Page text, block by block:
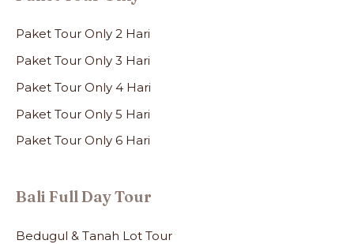
Paket Tour Only 2 Hari
Paket Tour Only 3 Hari
Paket Tour Only 4 Hari
Paket Tour Only 5 Hari
Paket Tour Only 6 Hari
Bali Full Day Tour
Bedugul & Tanah Lot Tour